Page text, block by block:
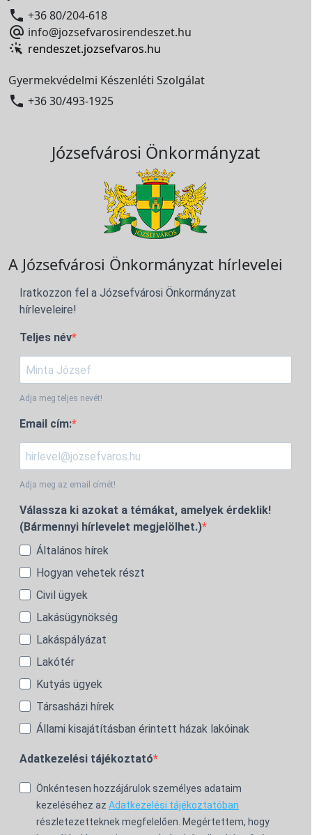
 +36 80/204-618
 info@jozsefvarosirendeszet.hu
rendeszet.jozsefvaros.hu
Gyermekvédelmi Készenléti Szolgálat
 +36 30/493-1925
Józsefvárosi Önkormányzat
A Józsefvárosi Önkormányzat hírlevelei
Iratkozzon fel a Józsefvárosi Önkormányzat
hírleveleire!
Teljes név
Adja meg teljes nevét!
Email cím:
Adja meg az email címét!
Válassza ki azokat a témákat, amelyek érdeklik!
(Bármennyi hírlevelet megjelölhet.)
Általános hírek
Hogyan vehetek részt
Civil ügyek
Lakásügynökség
Lakáspályázat
Lakótér
Kutyás ügyek
Társasházi hírek
Állami kisajátításban érintett házak lakóinak
Adatkezelési tájékoztató
Önkéntesen hozzájárulok személyes adataim
kezeléséhez az Adatkezelési tájékoztatóban
részletezetteknek megfelelően. Megértettem, hogy